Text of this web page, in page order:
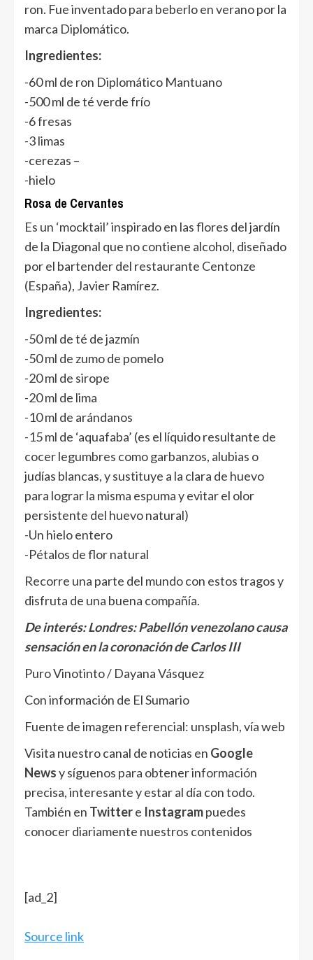
ron. Fue inventado para beberlo en verano por la
marca Diplomático.
Ingredientes:
-60 ml de ron Diplomático Mantuano
-500 ml de té verde frío
-6 fresas
-3 limas
-cerezas –
-hielo
Rosa de Cervantes
Es un ‘mocktail’ inspirado en las flores del jardín
de la Diagonal que no contiene alcohol, diseñado
por el bartender del restaurante Centonze
(España), Javier Ramírez.
Ingredientes:
-50 ml de té de jazmín
-50 ml de zumo de pomelo
-20 ml de sirope
-20 ml de lima
-10 ml de arándanos
-15 ml de ‘aquafaba’ (es el líquido resultante de
cocer legumbres como garbanzos, alubias o
judías blancas, y sustituye a la clara de huevo
para lograr la misma espuma y evitar el olor
persistente del huevo natural)
-Un hielo entero
-Pétalos de flor natural
Recorre una parte del mundo con estos tragos y
disfruta de una buena compañía.
De interés:Londres: Pabellón venezolano causa
sensación en la coronación de Carlos III
Puro Vinotinto / Dayana Vásquez
Con información de El Sumario
Fuente de imagen referencial: unsplash, vía web
Visita nuestro canal de noticias en Google
Newsy síguenos para obtener información
precisa, interesante y estar al día con todo.
También en Twittere Instagrampuedes
conocer diariamente nuestros contenidos
[ad_2]
Source link